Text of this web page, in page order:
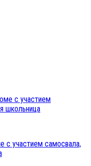
с участием самосвала,